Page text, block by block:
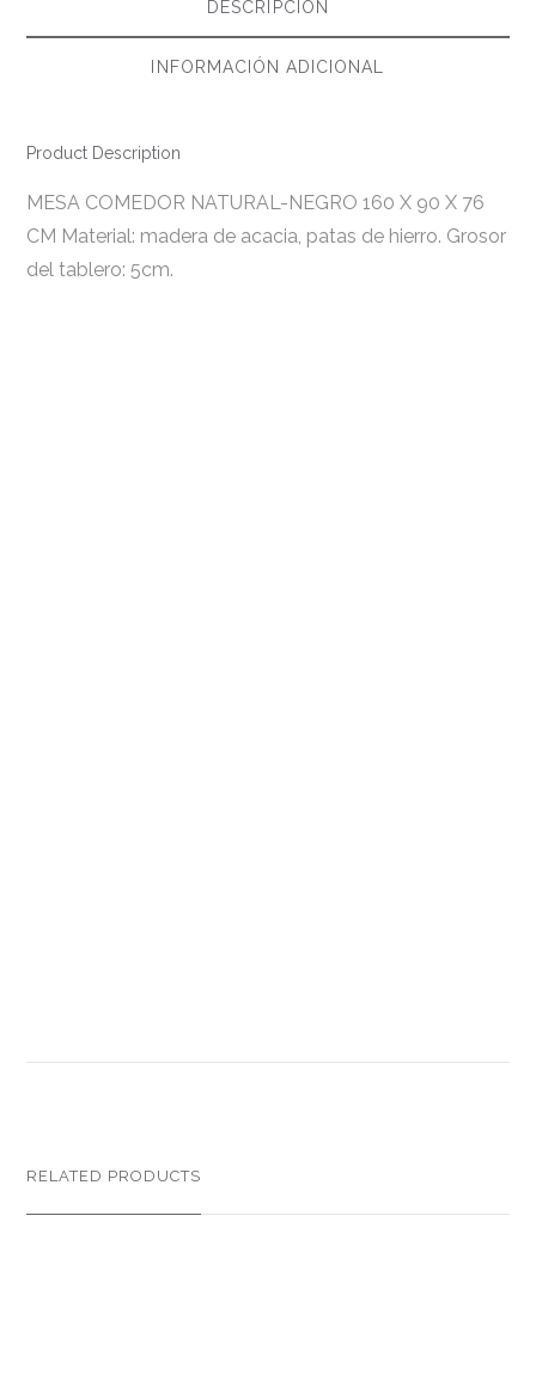
DESCRIPCIÓN
INFORMACIÓN ADICIONAL
Product Description
MESA COMEDOR NATURAL-NEGRO 160 X 90 X 76
CM Material: madera de acacia, patas de hierro. Grosor
del tablero: 5cm.
RELATED PRODUCTS